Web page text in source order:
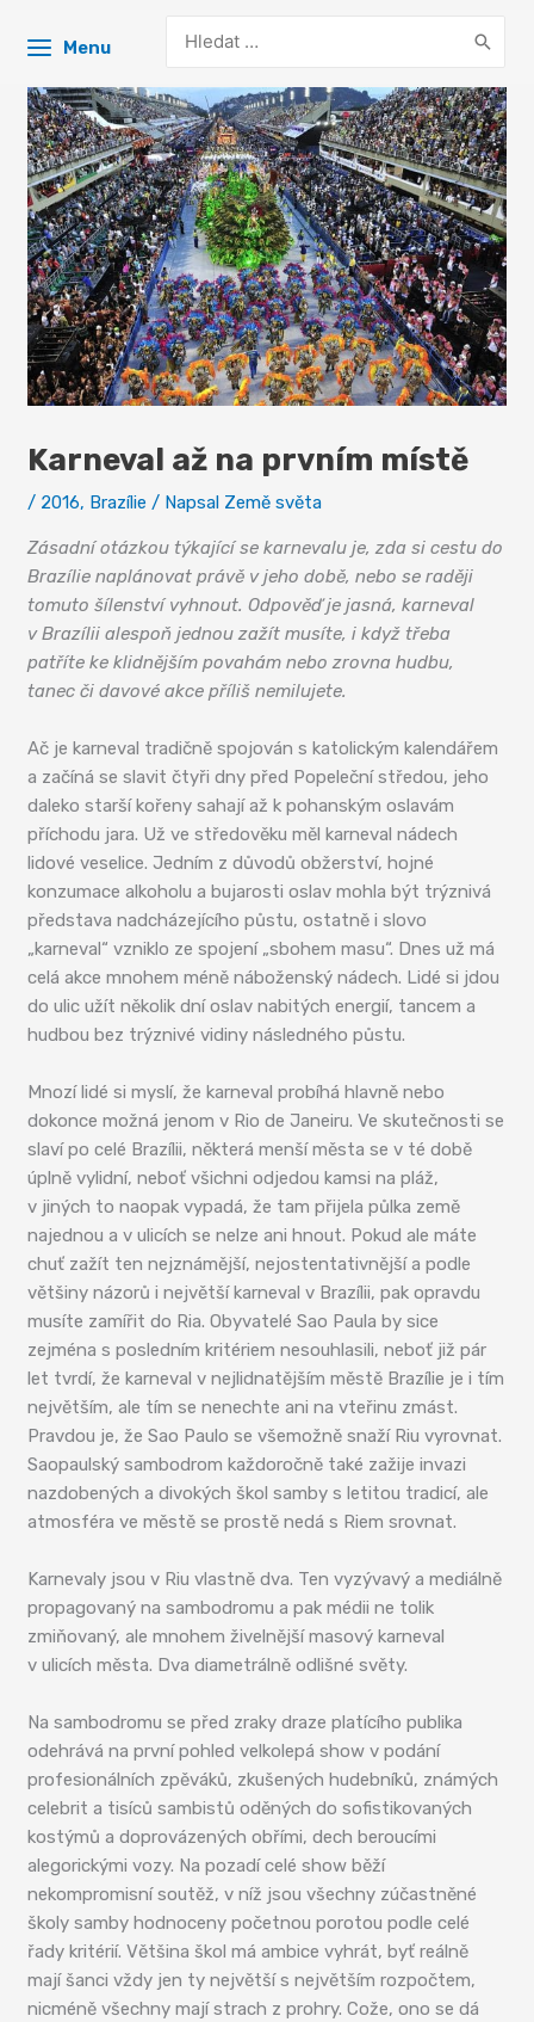
Menu
for:
Karneval až na prvním místě
/ 2016, Brazílie / Napsal Země světa
Zásadní otázkou týkající se karnevalu je, zda si cestu do
Brazílie naplánovat právě v jeho době, nebo se raději
tomuto šílenství vyhnout. Odpověď je jasná, karneval
v Brazílii alespoň jednou zažít musíte, i když třeba
patříte ke klidnějším povahám nebo zrovna hudbu,
tanec či davové akce příliš nemilujete.
Ač je karneval tradičně spojován s katolickým kalendářem
a začíná se slavit čtyři dny před Popeleční středou, jeho
daleko starší kořeny sahají až k pohanským oslavám
příchodu jara. Už ve středověku měl karneval nádech
lidové veselice. Jedním z důvodů obžerství, hojné
konzumace alkoholu a bujarosti oslav mohla být trýznivá
představa nadcházejícího půstu, ostatně i slovo
„karneval“ vzniklo ze spojení „sbohem masu“. Dnes už má
celá akce mnohem méně náboženský nádech. Lidé si jdou
do ulic užít několik dní oslav nabitých energií, tancem a
hudbou bez trýznivé vidiny následného půstu.
Mnozí lidé si myslí, že karneval probíhá hlavně nebo
dokonce možná jenom v Rio de Janeiru. Ve skutečnosti se
slaví po celé Brazílii, některá menší města se v té době
úplně vylidní, neboť všichni odjedou kamsi na pláž,
v jiných to naopak vypadá, že tam přijela půlka země
najednou a v ulicích se nelze ani hnout. Pokud ale máte
chuť zažít ten nejznámější, nejostentativnější a podle
většiny názorů i největší karneval v Brazílii, pak opravdu
musíte zamířit do Ria. Obyvatelé Sao Paula by sice
zejména s posledním kritériem nesouhlasili, neboť již pár
let tvrdí, že karneval v nejlidnatějším městě Brazílie je i tím
největším, ale tím se nenechte ani na vteřinu zmást.
Pravdou je, že Sao Paulo se všemožně snaží Riu vyrovnat.
Saopaulský sambodrom každoročně také zažije invazi
nazdobených a divokých škol samby s letitou tradicí, ale
atmosféra ve městě se prostě nedá s Riem srovnat.
Karnevaly jsou v Riu vlastně dva. Ten vyzývavý a mediálně
propagovaný na sambodromu a pak médii ne tolik
zmiňovaný, ale mnohem živelnější masový karneval
v ulicích města. Dva diametrálně odlišné světy.
Na sambodromu se před zraky draze platícího publika
odehrává na první pohled velkolepá show v podání
profesionálních zpěváků, zkušených hudebníků, známých
celebrit a tisíců sambistů oděných do sofistikovaných
kostýmů a doprovázených obřími, dech beroucími
alegorickými vozy. Na pozadí celé show běží
nekompromisní soutěž, v níž jsou všechny zúčastněné
školy samby hodnoceny početnou porotou podle celé
řady kritérií. Většina škol má ambice vyhrát, byť reálně
mají šanci vždy jen ty největší s největším rozpočtem,
nicméně všechny mají strach z prohry. Cože, ono se dá